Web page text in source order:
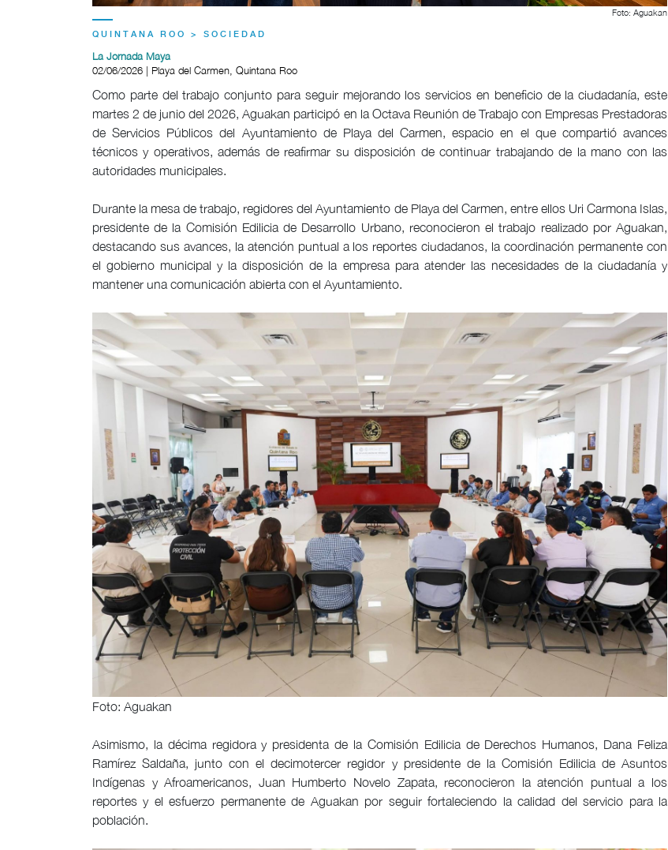
Foto: Aguakan
QUINTANA ROO > SOCIEDAD
La Jornada Maya
02/06/2026 | Playa del Carmen, Quintana Roo
Como parte del trabajo conjunto para seguir mejorando los servicios en beneficio de la ciudadanía, este
martes 2 de junio del 2026, Aguakan participó en la Octava Reunión de Trabajo con Empresas Prestadoras
de Servicios Públicos del Ayuntamiento de Playa del Carmen, espacio en el que compartió avances
técnicos y operativos, además de reafirmar su disposición de continuar trabajando de la mano con las
autoridades municipales.
Durante la mesa de trabajo, regidores del Ayuntamiento de Playa del Carmen, entre ellos Uri Carmona Islas,
presidente de la Comisión Edilicia de Desarrollo Urbano, reconocieron el trabajo realizado por Aguakan,
destacando sus avances, la atención puntual a los reportes ciudadanos, la coordinación permanente con
el gobierno municipal y la disposición de la empresa para atender las necesidades de la ciudadanía y
mantener una comunicación abierta con el Ayuntamiento.
Foto: Aguakan
Asimismo, la décima regidora y presidenta de la Comisión Edilicia de Derechos Humanos, Dana Feliza
Ramírez Saldaña, junto con el decimotercer regidor y presidente de la Comisión Edilicia de Asuntos
Indígenas y Afroamericanos, Juan Humberto Novelo Zapata, reconocieron la atención puntual a los
reportes y el esfuerzo permanente de Aguakan por seguir fortaleciendo la calidad del servicio para la
población.